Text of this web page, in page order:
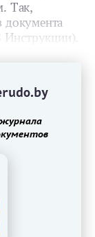
Так,
документа
Инструкции).